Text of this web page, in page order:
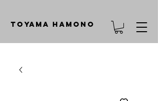
TOYAMA HAMONO